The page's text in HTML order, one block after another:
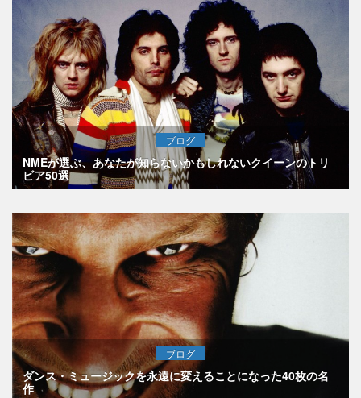
ブログ
NMEが選ぶ、あなたが知らないかもしれないクイーンのトリ
ビア50選
ブログ
ダンス・ミュージックを永遠に変えることになった40枚の名
作